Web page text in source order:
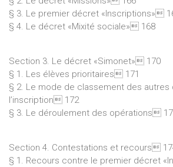
§ 3. Le premier décret «Inscriptions»
§ 4. Le décret «Mixité sociale» 168
Section 3. Le décret «Simonet» 170
§ 1. Les élèves prioritaires 171
§ 2. Le mode de classement des autres
l’inscription 172
§ 3. Le déroulement des opérations
Section 4. Contestations et recours
§ 1. Recours contre le premier décret